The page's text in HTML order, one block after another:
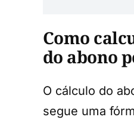
Como
do abono
O cálculo do
segue uma